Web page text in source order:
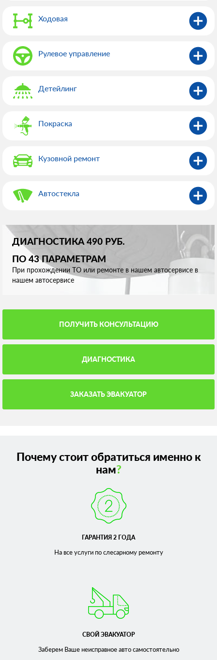
Ходовая
Рулевое управление
Детейлинг
Покраска
Кузовной ремонт
Автостекла
ДИАГНОСТИКА 490 РУБ.
ПО 43 ПАРАМЕТРАМ
При прохождении ТО или ремонте в нашем автосервисе в
нашем автосервисе
ПОЛУЧИТЬ КОНСУЛЬТАЦИЮ
ДИАГНОСТИКА
ЗАКАЗАТЬ ЭВАКУАТОР
Почему стоит обратиться именно к
нам?
ГАРАНТИЯ 2 ГОДА
На все услуги по слесарномуремонту
СВОЙ ЭВАКУАТОР
Заберем Ваше неисправноеавто самостоятельно